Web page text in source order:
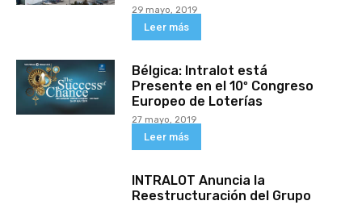
29 mayo, 2019
Leer más
Bélgica: Intralot está
Presente en el 10º Congreso
Europeo de Loterías
27 mayo, 2019
Leer más
INTRALOT Anuncia la
Reestructuración del Grupo